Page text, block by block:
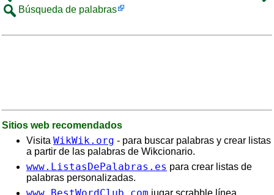
Búsqueda de palabras
Sitios web recomendados
Visita WikWik.org - para buscar palabras y crear listas
a partir de las palabras de Wikcionario.
www.ListasDePalabras.es para crear listas de
palabras personalizadas.
jugar scrabble línea